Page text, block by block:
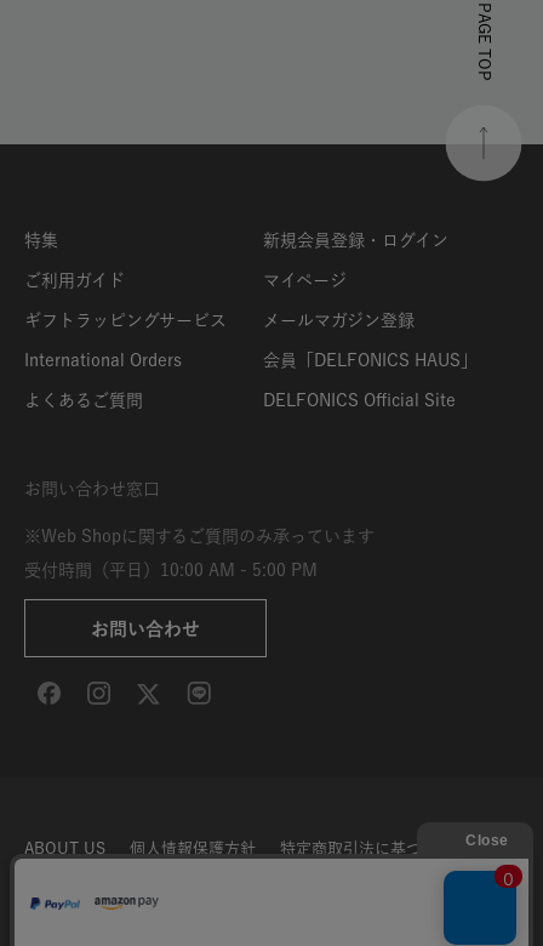
PAGE TOP
特集
ご利用ガイド
ギフトラッピングサービス
International Orders
よくあるご質問
新規会員登録・ログイン
マイページ
メールマガジン登録
会員「DELFONICS HAUS」
DELFONICS Official Site
お問い合わせ窓口
※Web Shopに関するご質問のみ承っています
受付時間（平日）10:00 AM - 5:00 PM
お問い合わせ
ABOUT US 個人情報保護方針 特定商取引法に基づく表示